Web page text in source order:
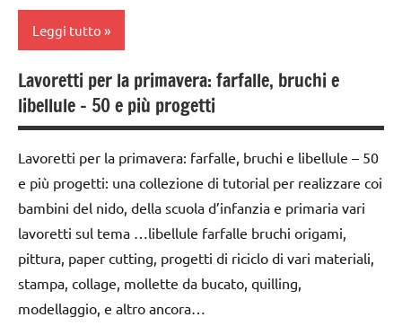
SCIENZE
scienze:
animali
TUTTI GLI
ARGOMENTI
TUTTI GLI
ARTICOLI
animali
poesie e
Primavera
STAGIONI
TUTTI GLI
ARGOMENTI
PER ETA'
TUTTI GLI
ARTICOLI
Leggi tutto
ARTE
IMMAGINE
da 0
a 3
anni
dai
6
anni
Lavoretti per la primavera: farfalle, bruchi e
libellule – 50 e più progetti
Lavoretti per la primavera: farfalle, bruchi e libellule – 50
e più progetti: una collezione di tutorial per realizzare coi
bambini del nido, della scuola d’infanzia e primaria vari
lavoretti sul tema …libellule farfalle bruchi origami,
pittura, paper cutting, progetti di riciclo di vari materiali,
stampa, collage, mollette da bucato, quilling,
modellaggio, e altro ancora…